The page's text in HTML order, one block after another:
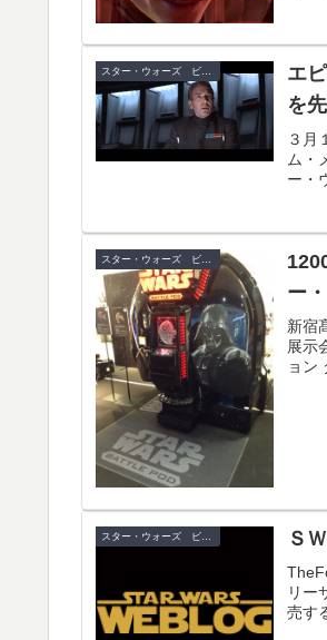
スター・ウォーズ ビデオゲーム
エ
を
３月
ム・
ー・
スター・ウォーズ ビデオゲーム
ー
新宿
展示
ョン
Ｓ
リー
売す